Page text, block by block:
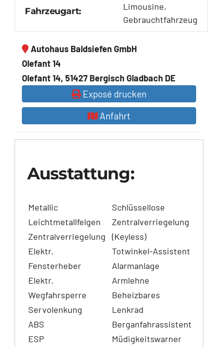
Fahrzeugart:
Limousine,
Gebrauchtfahrzeug
Autohaus Baldsiefen GmbH
Olefant 14
Olefant 14, 51427 Bergisch Gladbach DE
Exposé drucken
Anfahrt
Ausstattung:
Metallic
Leichtmetallfelgen
Zentralverriegelung
Elektr.
Fensterheber
Elektr.
Wegfahrsperre
Servolenkung
ABS
ESP
Schlüssellose
Zentralverriegelung
(Keyless)
Totwinkel-Assistent
Alarmanlage
Armlehne
Beheizbares
Lenkrad
Berganfahrassistent
Müdigkeitswarner